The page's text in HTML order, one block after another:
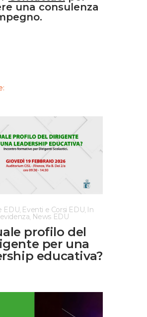
una consulenza
EDU Eventi e Corsi EDU In
evidenza News EDU
profilo del
per una
educativa?